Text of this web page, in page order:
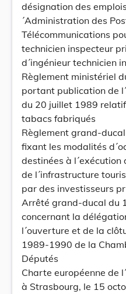
désignation des
´Administration des
Télécommunications
technicien inspecteur
d´ingénieur technicien
Règlement ministériel
portant publication de
du 20 juillet 1989
tabacs fabriqués
Règlement grand-
fixant les modalités
destinées à
de l´infrastructure
par des investisseurs
Arrêté grand-ducal du
concernant la
l´ouverture et de la
1989-1990 de la
Députés
Charte européenne de
à Strasbourg, le 15